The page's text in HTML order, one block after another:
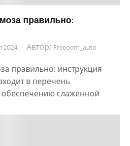
правильно:
2024 Автор: Freedom_auto
правильно: инструкция
в перечень
слаженной